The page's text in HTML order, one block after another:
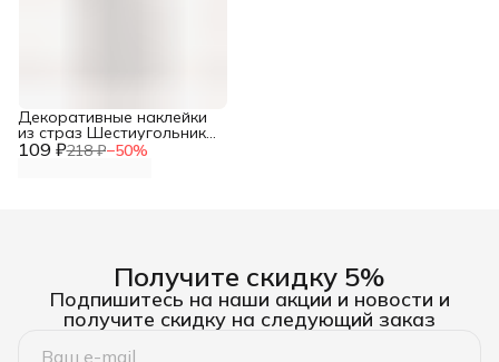
109 ₽218 ₽−50%
Декоративные наклейки
из страз Шестиугольники
молочные, Айрис
Получите скидку 5%
Подпишитесь на наши акции и новости и
получите скидку на следующий заказ